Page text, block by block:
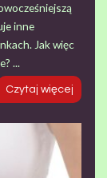
inne
Jak więc
...
Czytaj więcej